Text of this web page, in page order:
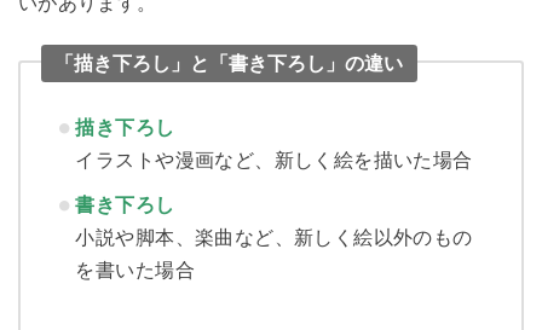
「描き下ろし」と「書き下ろし」の違い
描き下ろし
イラストや漫画など、新しく絵を描いた場合
書き下ろし
小説や脚本、楽曲など、新しく絵以外のもの
を書いた場合